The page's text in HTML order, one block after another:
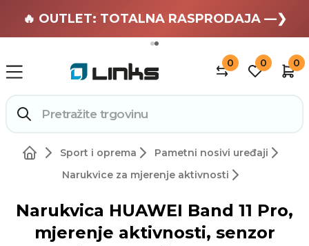
🏄 Zaslužuješ odmor —❯
🔥 OUTLET: TOTALNA RASPRODAJA —❯
0 0 0
Sport i oprema
Pametni nosivi uređaji
Narukvice za mjerenje aktivnosti
Narukvica HUAWEI Band 11 Pro,
mjerenje aktivnosti, senzor